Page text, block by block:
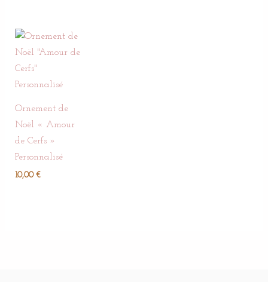
Ornement de
Noël « Amour
de Cerfs »
Personnalisé
10,00 €